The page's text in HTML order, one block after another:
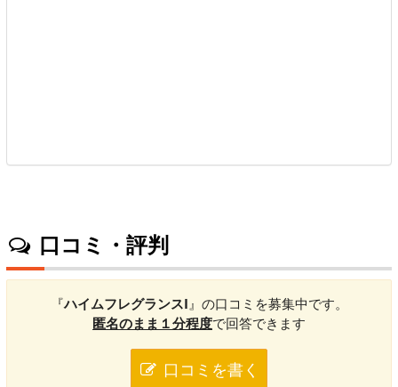
口コミ・評判
『ハイムフレグランスI 』の口コミを募集中です。
匿名のまま１分程度で回答できます
口コミを書く